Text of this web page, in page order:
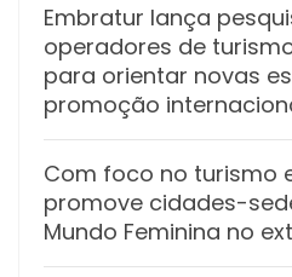
Embratur lança
operadores de
para orientar novas
promoção
Com foco no turismo
promove cidades-
Mundo Feminina no